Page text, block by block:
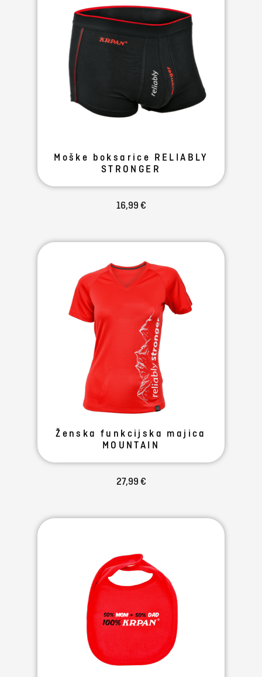
Moške boksarice RELIABLY
STRONGER
16,99 €
Ženska funkcijska majica
MOUNTAIN
27,99 €